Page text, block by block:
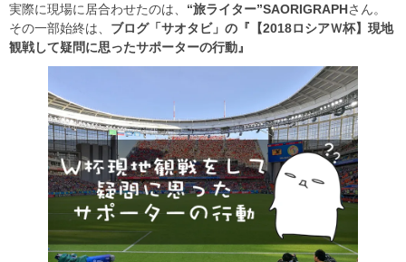
実際に現場に居合わせたのは、 “旅ライター”SAORIGRAPHさん。
その一部始終は、 ブログ「サオタビ」の『【2018ロシアＷ杯】現地
観戦して疑問に思ったサポーターの行動』